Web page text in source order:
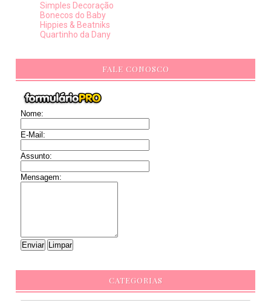
Simples Decoração
Bonecos do Baby
Hippies & Beatniks
Quartinho da Dany
FALE CONOSCO
Nome:
E-Mail:
Assunto:
Mensagem:
CATEGORIAS